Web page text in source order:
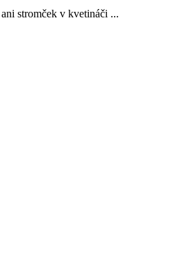
stromček v kvetináči ...